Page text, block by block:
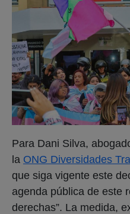
Para Dani Silva,
la ONG Diversidades
que siga vigente este
agenda pública de este
derechas”. La medida,